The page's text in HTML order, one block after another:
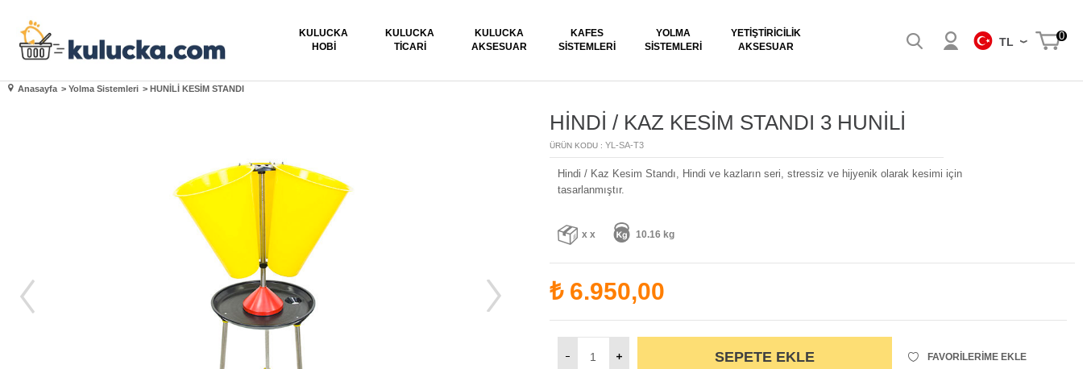
KULUCKA
HOBI
KULUCKA
TICARI
KULUCKA
AKSESUAR
KAFES
SISTEMLERI
YOLMA
SISTEMLERI
YETIŞTIRICILIK
AKSESUAR
TL 0
Anasayfa > Yolma Sistemleri > HUNİLİ KESİM STANDI
HİNDİ / KAZ KESİM STANDI 3 HUNİLİ
ÜRÜN KODU : YL-SA-T3
Hindi / Kaz Kesim Standı, Hindi ve kazların seri, stressiz ve hijyenik olarak kesimi için
tasarlanmıştır.
x x 10.16 kg
₺ 6.950,00
SEPETE EKLE FAVORILERIME EKLE